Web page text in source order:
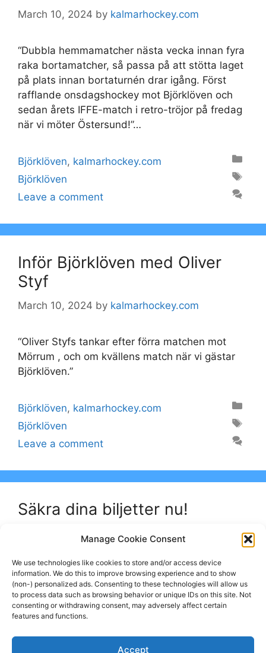
Manage Cookie Consent
We use technologies like cookies to store and/or access device
information. We do this to improve browsing experience and to show
(non-) personalized ads. Consenting to these technologies will allow us
to process data such as browsing behavior or unique IDs on this site. Not
consenting or withdrawing consent, may adversely affect certain
features and functions.
Accept
March 10, 2024 by kalmarhockey.com
“Dubbla hemmamatcher nästa vecka innan fyra
raka bortamatcher, så passa på att stötta laget
på plats innan bortaturnén drar igång. Först
rafflande onsdagshockey mot Björklöven och
sedan årets IFFE-match i retro-tröjor på fredag
när vi möter Östersund!”…
Categories
Björklöven, kalmarhockey.com
Tags
Björklöven
Leave a comment
Inför Björklöven med Oliver
Styf
March 10, 2024 by kalmarhockey.com
“Oliver Styfs tankar efter förra matchen mot
Mörrum , och om kvällens match när vi gästar
Björklöven.”
Categories
Björklöven, kalmarhockey.com
Tags
Björklöven
Leave a comment
Säkra dina biljetter nu!
March 10, 2024 kalmarhockey.com
“Brynäs, Björklöven och Östersund kommer på
besök i januari – nu kan du säkra dina biljetter!”
Categories
Björklöven,kalmarhockey.com
Tags
Björklöven,Brynäs